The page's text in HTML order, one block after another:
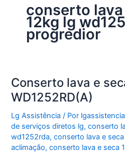
conserto lava
12kg lg
progredior
Conserto lava e
WD1252RD(A)
Lg Assistência / Por
de serviços diretos lg,conserto
wd1252rda,conserto lava e
aclimação,conserto lava e seca